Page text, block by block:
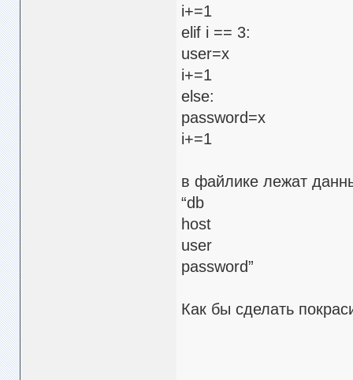
i+=1
elif i == 3:
user=x
i+=1
else:
password=x
i+=1
в файлике лежат
“db
host
user
password”
Как бы сделать